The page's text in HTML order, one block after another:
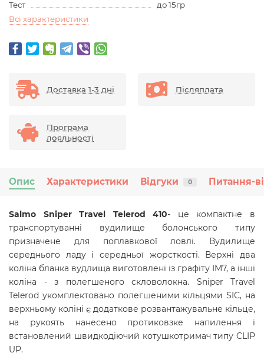
Тест
до 15гр
Всі характеристики
Доставка 1-3 дні Післяплата
Програма
лояльності
Опис Характеристики Відгуки 0 Питання-
Salmo Sniper Travel Telerod 410- це компактне в
транспортуванні вудилище болонського типу
призначене для поплавкової ловлі. Вудилище
середнього ладу і середньої жорсткості. Верхні два
коліна бланка вудлища виготовлені із графіту IM7, а інші
коліна - з полегшеного скловолокна. Sniper Travel
Telerod укомплектовано полегшеними кільцями SIC, на
верхньому коліні є додаткове розвантажувальне кільце,
на рукоять нанесено протиковзке напилення і
встановлений швидкодіючий котушкотримач типу CLIP
UP.